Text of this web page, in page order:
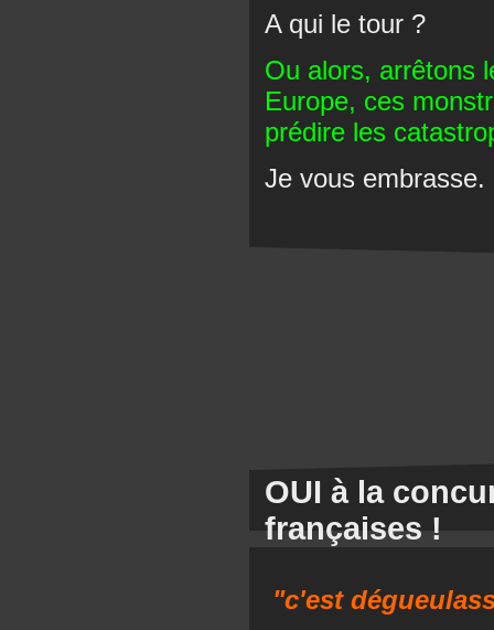
A qui le tour ?
Ou alors, arrêtons
Europe, ces
prédire les
Je vous embrasse.
OUI à la
françaises !
"c'est